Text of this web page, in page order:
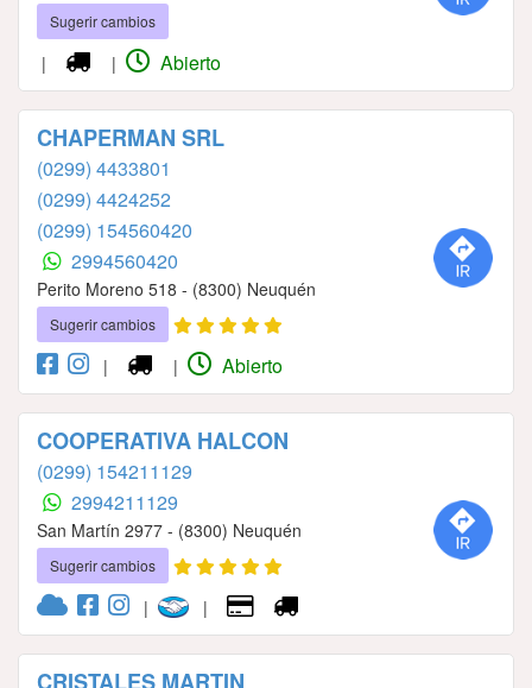
Sugerir cambios
| | Abierto
CHAPERMAN SRL
(0299) 4433801
(0299) 4424252
(0299) 154560420
2994560420
Perito Moreno 518 - (8300) Neuquén
Sugerir cambios
| | Abierto
COOPERATIVA HALCON
(0299) 154211129
2994211129
San Martín 2977 - (8300) Neuquén
Sugerir cambios
| |